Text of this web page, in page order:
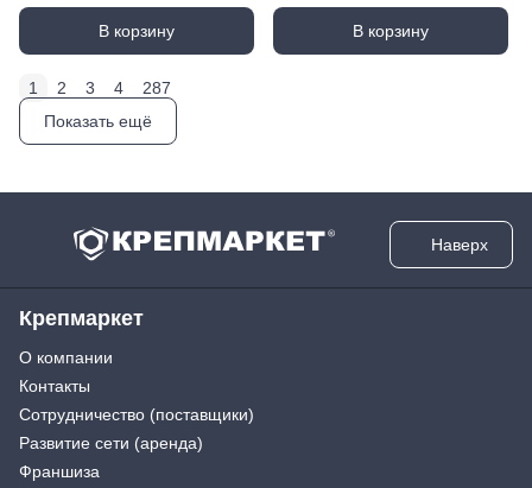
В корзину В корзину
1 2 3 4
287
Показать ещё
Наверх
Крепмаркет
О компании
Контакты
Сотрудничество (поставщики)
Развитие сети (аренда)
Франшиза